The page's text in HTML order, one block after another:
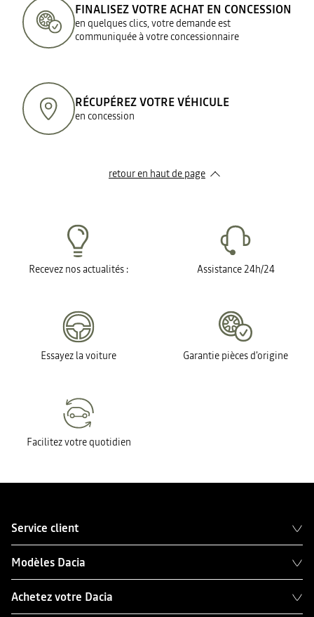
FINALISEZ VOTRE ACHAT EN CONCESSION
en quelques clics, votre demande est
communiquée à votre concessionnaire
RÉCUPÉREZ VOTRE VÉHICULE
en concession
retour en haut de page​
Recevez nos actualités : Assistance 24h/24
Essayez la voiture Garantie pièces d'origine
Facilitez votre quotidien
Service client
Modèles Dacia
Achetez votre Dacia